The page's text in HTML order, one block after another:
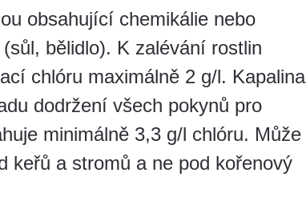
obsahující chemikálie nebo
bělidlo). K zalévání rostlin
chlóru maximálně 2 g/l. Kapalina
dodržení všech pokynů pro
minimálně 3,3 g/l chlóru. Může
keřů a stromů a ne pod kořenový